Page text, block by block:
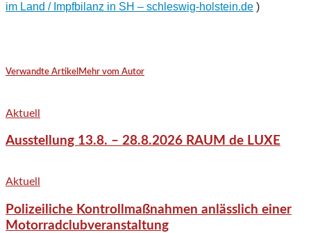
im Land / Impfbilanz in SH – schleswig-holstein.de )
Verwandte Artikel Mehr vom Autor
Aktuell
Ausstellung 13.8. – 28.8.2026 RAUM de LUXE
Aktuell
Polizeiliche Kontrollmaßnahmen anlässlich einer
Motorradclubveranstaltung